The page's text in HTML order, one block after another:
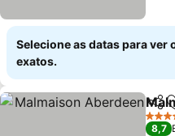
Selecione as datas para ver
exatos.
4
8,7